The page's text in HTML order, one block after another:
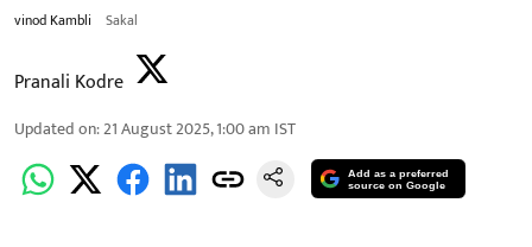
vinod Kambli Sakal
Pranali Kodre
Updated on:21 August 2025, 1:00 am IST
Add as a preferred
source on Google